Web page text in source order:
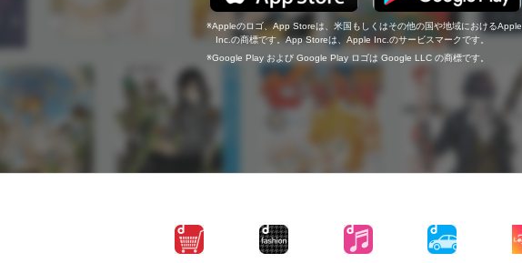
Appleのロゴ、App Storeは、米国もしくはその他の国や地域におけるApple
Inc.の商標です。App Storeは、Apple Inc.のサービスマークです。
Google Play および Google Play ロゴは Google LLC の商標です。